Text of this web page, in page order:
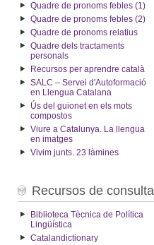
Quadre de pronoms febles (1)
Quadre de pronoms febles (2)
Quadre de pronoms relatius
Quadre dels tractaments
personals
Recursos per aprendre català
SALC – Servei d'Autoformació
en Llengua Catalana
Ús del guionet en els mots
compostos
Viure a Catalunya. La llengua
en imatges
Vivim junts. 23 làmines
Recursos de consulta
Biblioteca Tècnica de Política
Lingüística
Catalandictionary